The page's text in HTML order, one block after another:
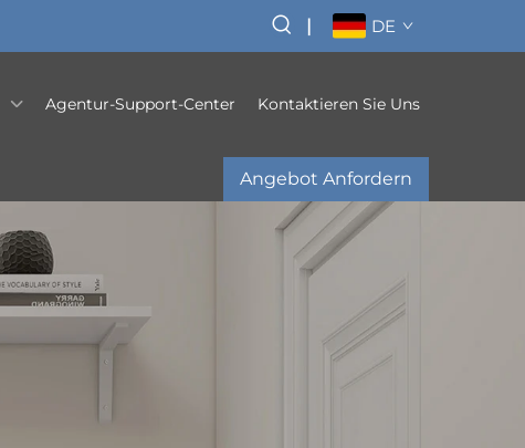
| DE
Agentur-Support-Center Kontaktieren Sie Uns
Angebot Anfordern